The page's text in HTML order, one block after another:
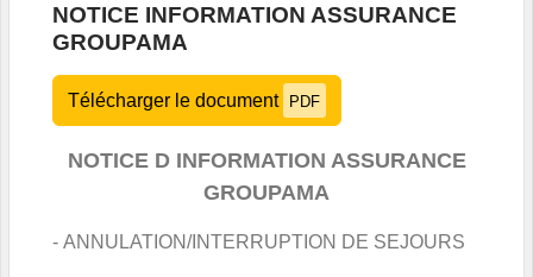
NOTICE INFORMATION ASSURANCE
GROUPAMA
Télécharger le document PDF
NOTICE D INFORMATION ASSURANCE
GROUPAMA
- ANNULATION/INTERRUPTION DE SEJOURS